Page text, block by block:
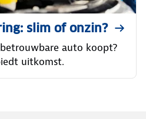
slim of onzin?
auto koopt?
uitkomst.